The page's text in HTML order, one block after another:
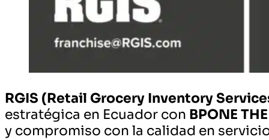
RGIS (Retail Grocery Inventory
estratégica en Ecuador con BPONE
y compromiso con la calidad en